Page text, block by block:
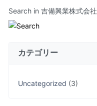
Search in 吉備興業株式会社
カテゴリー
Uncategorized (3)